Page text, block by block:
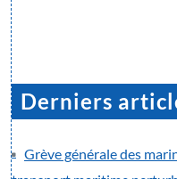
Derniers
Grève générale des